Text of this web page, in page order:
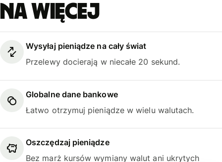
na więcej
Wysyłaj pieniądze na cały świat
Przelewy docierają w niecałe 20 sekund.
Globalne dane bankowe
Łatwo otrzymuj pieniądze w wielu walutach.
Oszczędzaj pieniądze
Bez marż kursów wymiany walut ani ukrytych